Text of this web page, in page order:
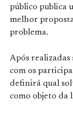
público publica
melhor
problema.
Após realizadas
com os
definirá qual
como objeto da